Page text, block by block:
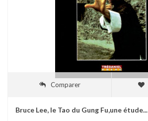
Comparer
Bruce Lee, le Tao du Gung Fu,une étude...